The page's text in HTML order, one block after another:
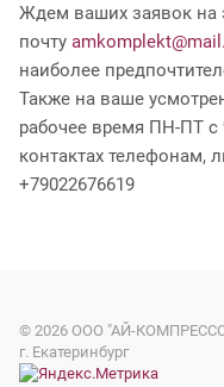
Ждем ваших заявок на
почту
наиболее
Также на ваше
рабочее время ПН-ПТ с
контактах телефонам,
+79022676619
© 2026 ООО "АЙ-
г. Екатеринбург